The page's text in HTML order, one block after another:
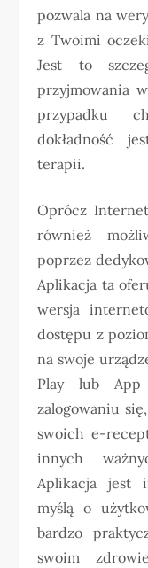
pozwala na
z Twoimi
Jest to
przyjmowania
przypadku
dokładność
terapii.
Oprócz
również
poprzez
Aplikacja ta
wersja
dostępu z
na swoje
Play lub App
zalogowaniu
swoich e-
innych
Aplikacja jest
myślą o
bardzo
swoim